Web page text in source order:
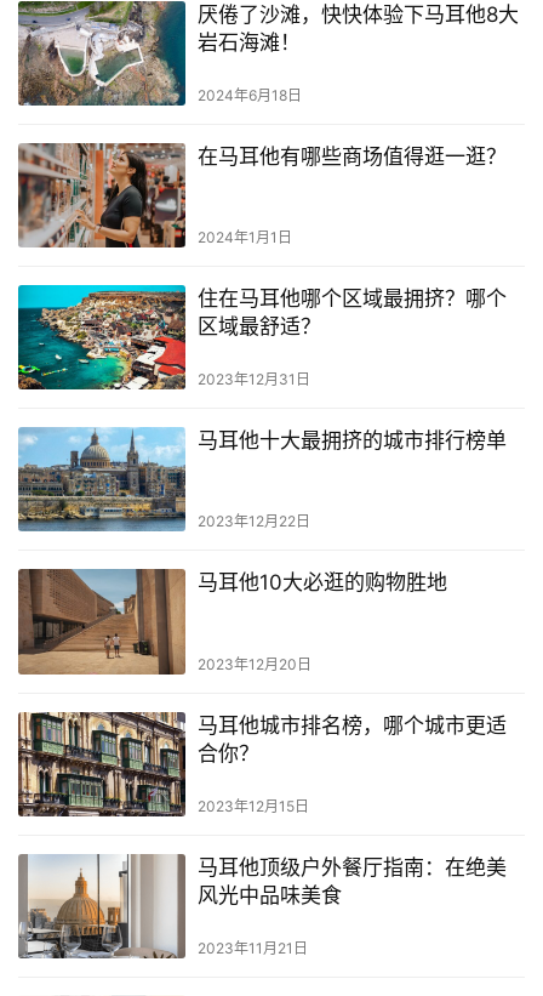
首
旅
游
攻
生
活
指
南
马
耳
民
留
厌倦了沙滩，快快体验下马耳他8大
岩石海滩！
2024年6月18日
在马耳他有哪些商场值得逛一逛？
2024年1月1日
住在马耳他哪个区域最拥挤？哪个
区域最舒适？
2023年12月31日
马耳他十大最拥挤的城市排行榜单
2023年12月22日
马耳他10大必逛的购物胜地
2023年12月20日
马耳他城市排名榜，哪个城市更适
合你？
2023年12月15日
马耳他顶级户外餐厅指南：在绝美
风光中品味美食
2023年11月21日